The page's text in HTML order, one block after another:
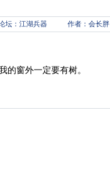
坛： 江湖兵器 作者：会长胖
的窗外一定要有树。